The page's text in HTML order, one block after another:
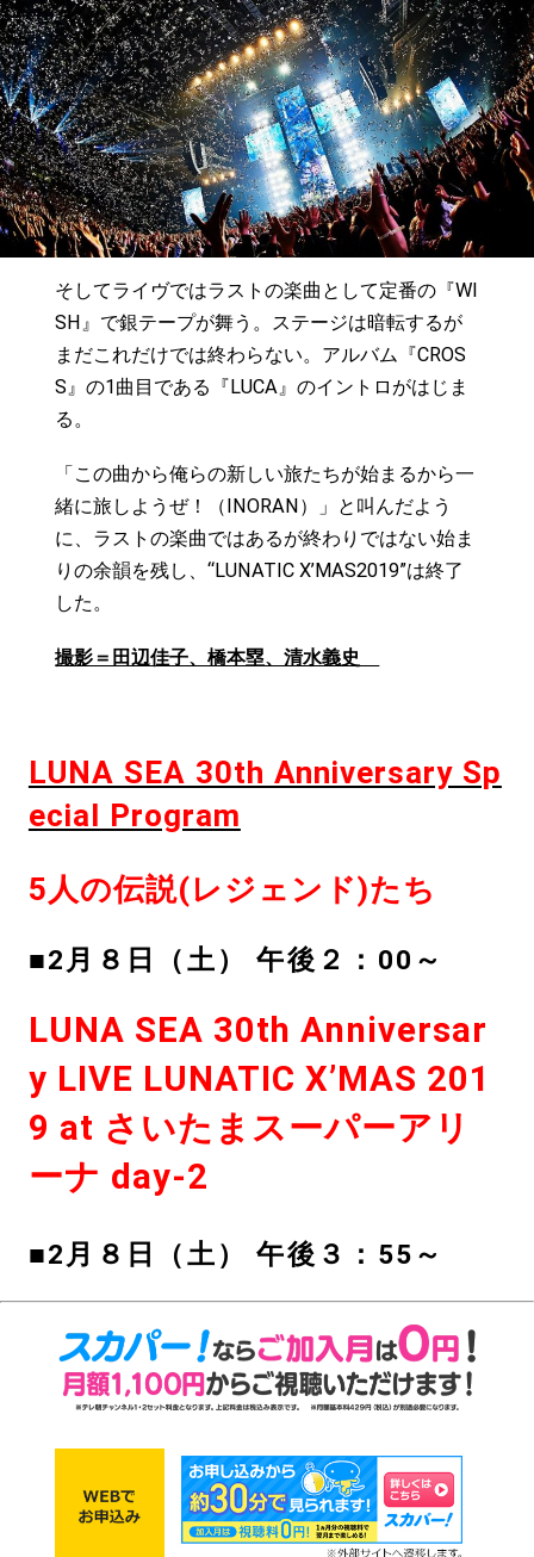
そしてライヴではラストの楽曲として定番の『WI
SH』で銀テープが舞う。ステージは暗転するが
まだこれだけでは終わらない。アルバム『CROS
S』の1曲目である『LUCA』のイントロがはじま
る。
「この曲から俺らの新しい旅たちが始まるから一
緒に旅しようぜ！（INORAN）」と叫んだよう
に、ラストの楽曲ではあるが終わりではない始ま
りの余韻を残し、“LUNATIC X’MAS2019”は終了
した。
撮影＝田辺佳子、橋本塁、清水義史
LUNA SEA 30th Anniversary Sp
ecial Program
5人の伝説(レジェンド)たち
■2月８日（土） 午後２：00～
LUNA SEA 30th Anniversar
y LIVE LUNATIC X’MAS 201
9 at さいたまスーパーアリ
ーナ day-2
■2月８日（土） 午後３：55～